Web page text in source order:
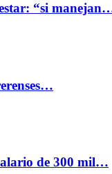
“si
de 300 mil…